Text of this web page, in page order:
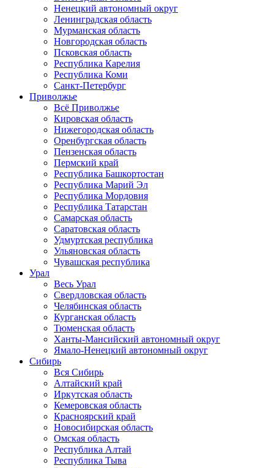
Ненецкий автономный округ
Ленинградская область
Мурманская область
Новгородская область
Псковская область
Республика Карелия
Республика Коми
Санкт-Петербург
Приволжье
Всё Приволжье
Кировская область
Нижегородская область
Оренбургская область
Пензенская область
Пермский край
Республика Башкортостан
Республика Марий Эл
Республика Мордовия
Республика Татарстан
Самарская область
Саратовская область
Удмуртская республика
Ульяновская область
Чувашская республика
Урал
Весь Урал
Свердловская область
Челябинская область
Курганская область
Тюменская область
Ханты-Мансийский автономный округ
Ямало-Ненецкий автономный округ
Сибирь
Вся Сибирь
Алтайский край
Иркутская область
Кемеровская область
Красноярский край
Новосибирская область
Омская область
Республика Алтай
Республика Тыва